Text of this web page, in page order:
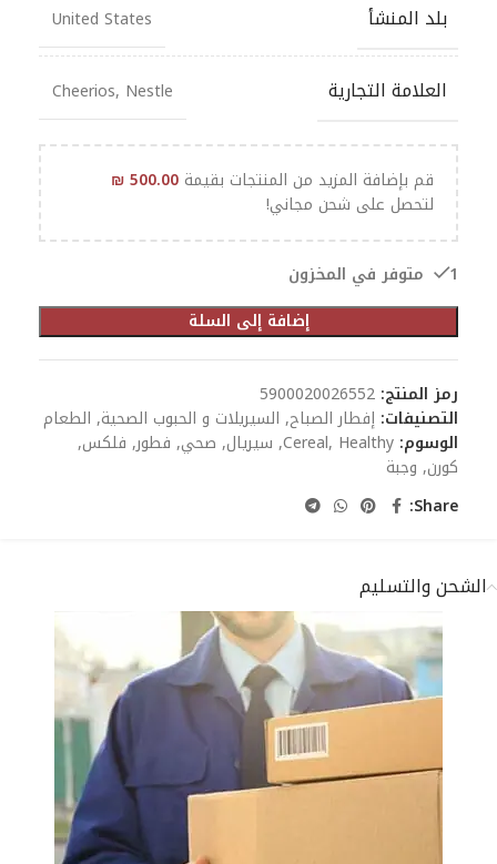
بلد المنشأ United States
العلامة التجارية Cheerios, Nestle
قم بإضافة المزيد من المنتجات بقيمة ₪500.00
لتحصل على شحن مجاني!
1 متوفر في المخزون
إضافة إلى السلة
رمز المنتج: 5900020026552
التصنيفات: إفطار الصباح, السيريلات و الحبوب الصحية, الطعام
الوسوم:
Cereal, Healthy
, سيريال, صحي, فطور, فلكس,
كورن, وجبة
Share:
الشحن والتسليم